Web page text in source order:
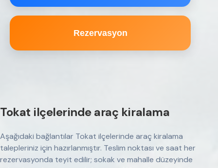
Rezervasyon
Tokat ilçelerinde araç kiralama
Aşağıdaki bağlantılar Tokat ilçelerinde araç kiralama
talepleriniz için hazırlanmıştır. Teslim noktası ve saat her
rezervasyonda teyit edilir; sokak ve mahalle düzeyinde